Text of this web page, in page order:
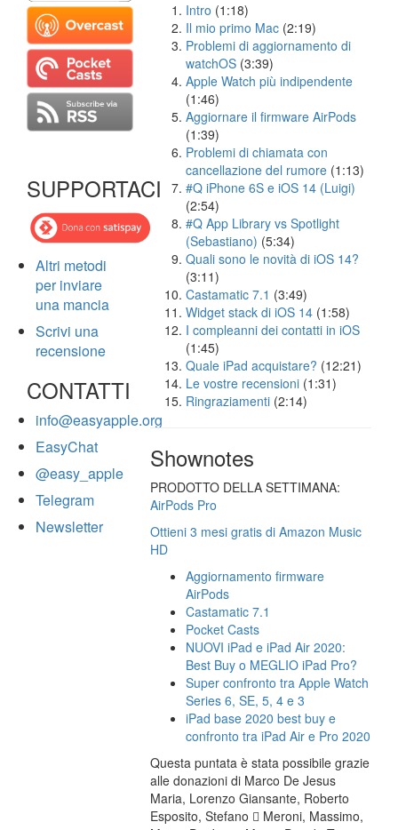
SUPPORTACI
Altri metodi
per inviare
una mancia
Scrivi una
recensione
CONTATTI
info@easyapple.org
EasyChat
@easy_apple
Telegram
Newsletter
Intro (1:18)
Il mio primo Mac (2:19)
Problemi di aggiornamento di
watchOS (3:39)
Apple Watch più indipendente
(1:46)
Aggiornare il firmware AirPods
(1:39)
Problemi di chiamata con
cancellazione del rumore (1:13)
#Q iPhone 6S e iOS 14 (Luigi)
(2:54)
#Q App Library vs Spotlight
(Sebastiano) (5:34)
Quali sono le novità di iOS 14?
(3:11)
Castamatic 7.1 (3:49)
Widget stack di iOS 14 (1:58)
I compleanni dei contatti in iOS
(1:45)
Quale iPad acquistare? (12:21)
Le vostre recensioni (1:31)
Ringraziamenti (2:14)
Shownotes
PRODOTTO DELLA SETTIMANA:
AirPods Pro
Ottieni 3 mesi gratis di Amazon Music
HD
Aggiornamento firmware
AirPods
Castamatic 7.1
Pocket Casts
NUOVI iPad e iPad Air 2020:
Best Buy o MEGLIO iPad Pro?
Super confronto tra Apple Watch
Series 6, SE, 5, 4 e 3
iPad base 2020 best buy e
confronto tra iPad Air e Pro 2020
Questa puntata è stata possibile grazie
alle donazioni di Marco De Jesus
Maria, Lorenzo Giansante, Roberto
Esposito, Stefano  Meroni, Massimo,